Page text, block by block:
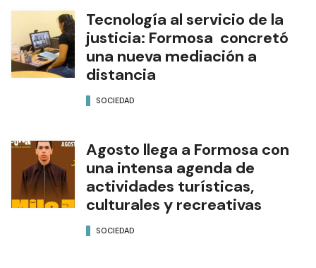
Tecnología al servicio de la
justicia: Formosa concretó
una nueva mediación a
distancia
SOCIEDAD
Agosto llega a Formosa con
una intensa agenda de
actividades turísticas,
culturales y recreativas
SOCIEDAD